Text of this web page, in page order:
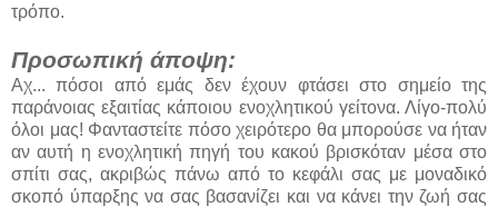
τρόπο.
Προσωπική άποψη:
Αχ... πόσοι από εμάς δεν έχουν φτάσει στο σημείο της
παράνοιας εξαιτίας κάποιου ενοχλητικού γείτονα. Λίγο-πολύ
όλοι μας! Φανταστείτε πόσο χειρότερο θα μπορούσε να ήταν
αν αυτή η ενοχλητική πηγή του κακού βρισκόταν μέσα στο
σπίτι σας, ακριβώς πάνω από το κεφάλι σας με μοναδικό
σκοπό ύπαρξης να σας βασανίζει και να κάνει την ζωή σας